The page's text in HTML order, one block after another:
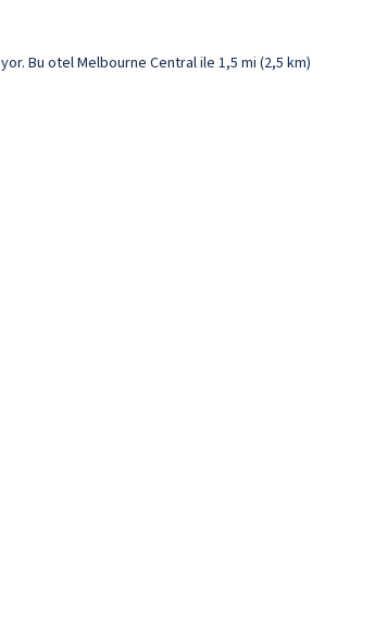
Bu otel Melbourne Central ile 1,5 mi (2,5 km)